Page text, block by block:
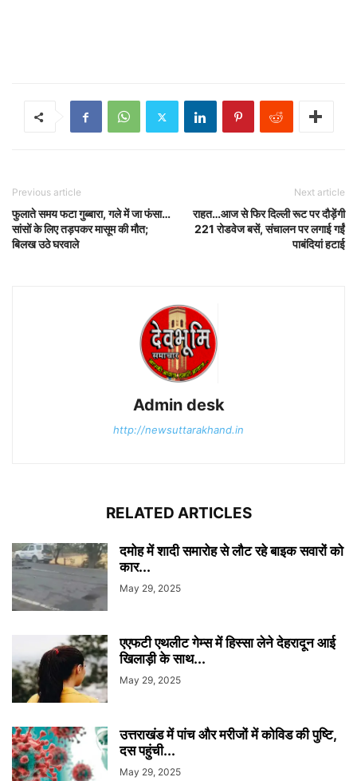
Previous article
फुलाते समय फटा गुब्बारा, गले में जा फंसा…
सांसों के लिए तड़पकर मासूम की मौत;
बिलख उठे घरवाले
Next article
राहत…आज से फिर दिल्ली रूट पर दौड़ेंगी
221 रोडवेज बसें, संचालन पर लगाई गईं
पाबंदियां हटाई
Admin desk
http://newsuttarakhand.in
RELATED ARTICLES
दमोह में शादी समारोह से लौट रहे बाइक सवारों को
कार...
May 29, 2025
एएफटी एथलीट गेम्स में हिस्सा लेने देहरादून आई
खिलाड़ी के साथ...
May 29, 2025
उत्तराखंड में पांच और मरीजों में कोविड की पुष्टि,
दस पहुंची...
May 29, 2025